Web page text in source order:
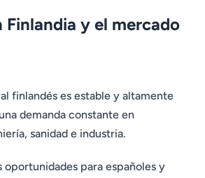
Finlandia y el mercado
finlandés es estable y altamente
demanda constante en
sanidad e industria.
oportunidades para españoles y